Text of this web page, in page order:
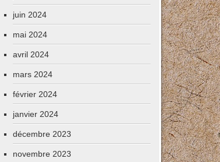
juin 2024
mai 2024
avril 2024
mars 2024
février 2024
janvier 2024
décembre 2023
novembre 2023